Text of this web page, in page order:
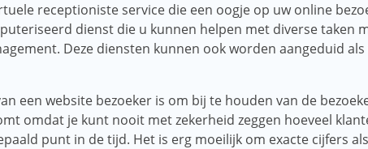
receptioniste service die een oogje op uw online
dienst die u kunnen helpen met diverse taken
Deze diensten kunnen ook worden aangeduid
een website bezoeker is om bij te houden van de
omdat je kunt nooit met zekerheid zeggen hoeveel
punt in de tijd. Het is erg moeilijk om exacte cijfers als